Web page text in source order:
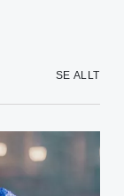
SE ALLT